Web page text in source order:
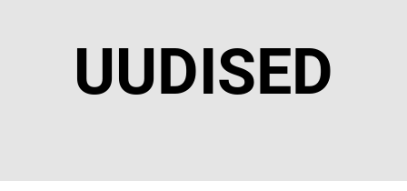
UUDISED